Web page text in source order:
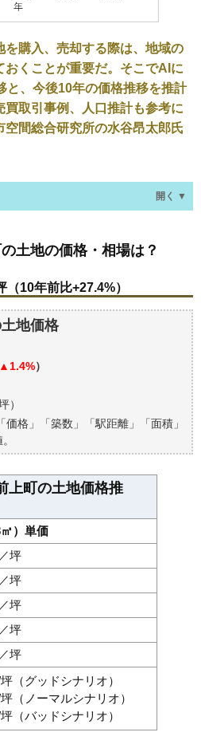
購入、売却する際は、地域の
くことが重要だ。そこでAIに
と、今後10年の価格推移を推計
買取引事例、人口推計も参考に
空間総合研究所の水谷昂太郎氏
開く ▼
／坪（10年前比+27.4%）
う
土地の過去の売買事例
想から検討しよう
動産が買える？
土地の価格・相場は？
10年前比+27.4%）
地価格
▲1.4%）
）
格」「築数」「駅距離」「面積」
上町の土地価格推
）単価
坪
坪
坪
坪
坪
（グッドシナリオ）
（ノーマルシナリオ）
（バッドシナリオ）